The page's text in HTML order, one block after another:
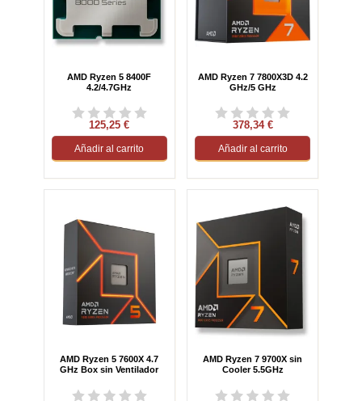
AMD Ryzen 5 8400F
4.2/4.7GHz
125,25 €
Añadir al carrito
AMD Ryzen 7 7800X3D 4.2
GHz/5 GHz
378,34 €
Añadir al carrito
AMD Ryzen 5 7600X 4.7
GHz Box sin Ventilador
AMD Ryzen 7 9700X sin
Cooler 5.5GHz